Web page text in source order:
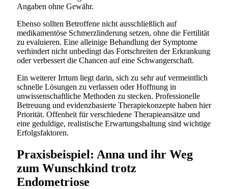
Angaben ohne Gewähr.
Ebenso sollten Betroffene nicht ausschließlich auf
medikamentöse Schmerzlinderung setzen, ohne die Fertilität
zu evaluieren. Eine alleinige Behandlung der Symptome
verhindert nicht unbedingt das Fortschreiten der Erkrankung
oder verbessert die Chancen auf eine Schwangerschaft.
Ein weiterer Irrtum liegt darin, sich zu sehr auf vermeintlich
schnelle Lösungen zu verlassen oder Hoffnung in
unwissenschaftliche Methoden zu stecken. Professionelle
Betreuung und evidenzbasierte Therapiekonzepte haben hier
Priorität. Offenheit für verschiedene Therapieansätze und
eine geduldige, realistische Erwartungshaltung sind wichtige
Erfolgsfaktoren.
Praxisbeispiel: Anna und ihr Weg
zum Wunschkind trotz
Endometriose